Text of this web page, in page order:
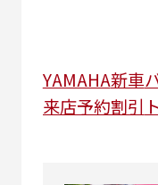
YAMAHA新車
来店予約割引